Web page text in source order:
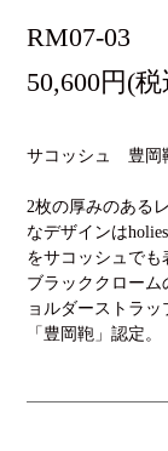
RM07-03
50,600円(
サコッシュ 豊岡
2枚の厚みのある
なデザインは
をサコッシュでも
ブラッククロー
ョルダーストラ
「豊岡鞄」認定。